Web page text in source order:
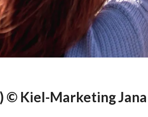
© Kiel-Marketing